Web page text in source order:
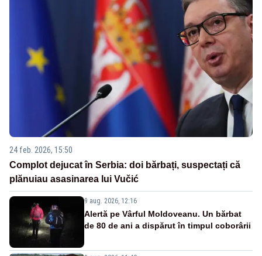
24 feb. 2026, 15:50
Complot dejucat în Serbia: doi bărbați, suspectați că
plănuiau asasinarea lui Vučić
9 aug. 2026, 12:16
Alertă pe Vârful Moldoveanu. Un bărbat
de 80 de ani a dispărut în timpul coborârii